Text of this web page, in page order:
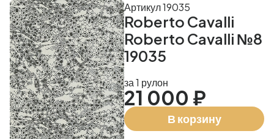
Roberto Cavalli
Roberto Cavalli №8
19035
Артикул 19035
за 1 рулон
21 000 ₽
В корзину